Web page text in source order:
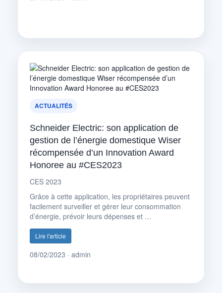
ACTUALITÉS
Schneider Electric: son application de
gestion de l’énergie domestique Wiser
récompensée d’un Innovation Award
Honoree au #CES2023
CES 2023
Grâce à cette application, les propriétaires peuvent
facilement surveiller et gérer leur consommation
d’énergie, prévoir leurs dépenses et …
Lire l'article
08/02/2023 · admin